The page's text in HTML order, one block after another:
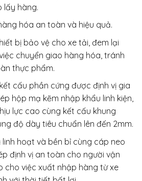
lấy hàng.
hóa an toàn và hiệu quả.
bị bảo vệ cho xe tải, đem lại
chuyển giao hàng hóa, tránh
thực phẩm.
cấu phần cứng được định vị gia
hộp mạ kẽm nhập khẩu linh kiện,
lực cao cùng kết cấu khung
độ dày tiêu chuẩn lên đến 2mm.
hoạt và bền bỉ cùng cáp neo
định vị an toàn cho người vận
cho việc xuất nhập hàng từ xe